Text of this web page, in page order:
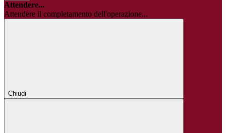
Attendere...
Attendere il completamento dell'operazione...
Chiudi